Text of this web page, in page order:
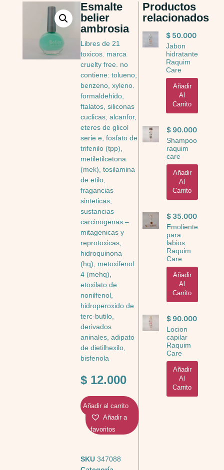
Esmalte
belier
ambrosia
Libres de 21
toxicos. marca
cruelty free. no
contiene: tolueno,
benzeno, xyleno.
formaldehido,
ftalatos, siliconas
cuclicas, alcanfor,
eteres de glicol
serie e, fosfato de
trifenilo (tpp),
metiletilcetona
(mek), tosilamina
de etilo,
fragancias
sinteticas,
sustancias
carcinogenas –
mitagenicas y
reprotoxicas,
hidroquinona
(hq), metoxifenol
4 (mehq),
etoxilato de
nonilfenol,
hidroperoxido de
terc-butilo,
derivados
aninales, adipato
de dietilhexilo,
bisfenola
$12.000
Añadir al carrito
Añadir a
favoritos
SKU 347088
Productos
relacionados
$ 50.000
Jabon
hidratante
Raquim
Care
Añadir
Al
Carrito
$90.000
Shampoo
raquim
care
Añadir
Al
Carrito
$35.000
Emoliente
para
labios
Raquim
Care
Añadir
Al
Carrito
$90.000
Locion
capilar
Raquim
Care
Añadir
Al
Carrito